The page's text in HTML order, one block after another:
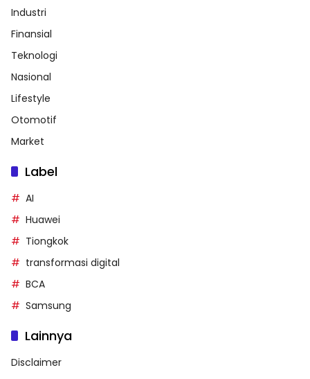
Industri
Finansial
Teknologi
Nasional
Lifestyle
Otomotif
Market
Label
AI
Huawei
Tiongkok
transformasi digital
BCA
Samsung
Lainnya
Disclaimer